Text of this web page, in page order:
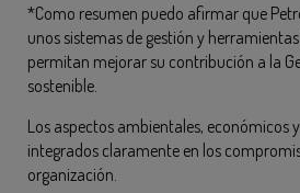
*Como resumen puedo afirmar que
unos sistemas de gestión y
permitan mejorar su contribución a la
sostenible.
Los aspectos ambientales, económicos
integrados claramente en los
organización.